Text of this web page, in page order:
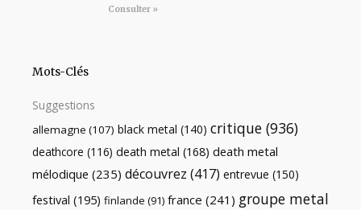
Consulter »
Mots-Clés
Suggestions
allemagne (107) black metal (140) critique (936)
deathcore (116) death metal (168) death metal
mélodique (235) découvrez (417) entrevue (150)
festival (195) finlande (91) france (241) groupe metal